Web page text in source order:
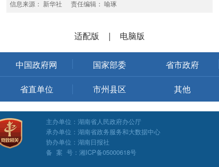
信息来源： 新华社 责任编辑： 喻琢
适配版 | 电脑版
中国政府网 国家部委 省市政府
省直单位 市州县区 其他
主办单位：湖南省人民政府办公厅
承办单位：湖南省政务服务和大数据中心
协办单位：湖南日报社
备 案 号：湘ICP备05000618号